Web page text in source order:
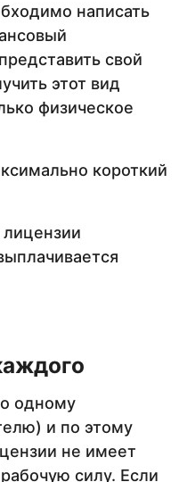
написать
свой
этот вид
физическое
короткий
одному
и по этому
не имеет
силу. Если